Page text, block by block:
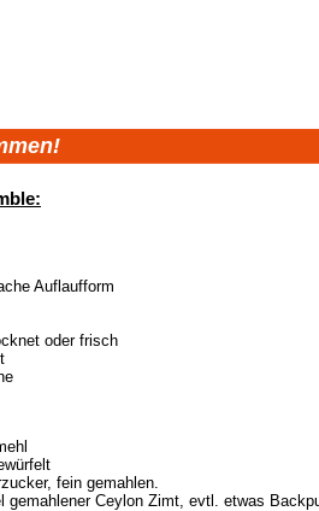
Auflaufform
oder frisch
fein gemahlen.
gemahlener Ceylon Zimt, evtl. etwas